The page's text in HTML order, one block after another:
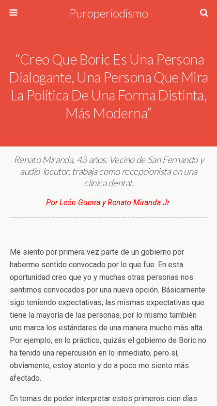
Puroperiodismo
“Creo Que Boric Es Una Persona
Dialogante, Una Persona Que Mira
La Política De Una Forma Distinta,
Más Moderna”
Renato Miranda, 43 años. Vecino de San Fernando y
audio-locutor, trabaja como recepcionista en una
clínica dental.
Por León Guerra y Renato Miranda Jr.
Me siento por primera vez parte de un gobierno por
haberme sentido convocado por lo que fue. En esta
oportunidad creo que yo y muchas otras personas nos
sentimos convocados por una nueva opción. Básicamente
sigo teniendo expectativas, las mismas expectativas que
tiene la mayoría de las personas, por lo mismo también
uno marca los estándares de una manera mucho más alta.
Por ejemplo, en lo práctico, quizás el gobierno de Boric no
ha tenido una repercusión en lo inmediato, pero sí,
obviamente, estoy atento y de a poco me siento más
afectado.
En temas de poder interpretar estos primeros cien días